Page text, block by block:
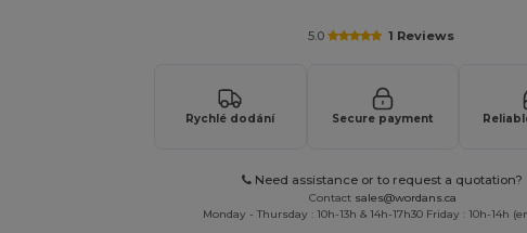
5.0 1 Reviews
Rychlé dodání Secure payment
Need assistance or to request a quotation?
Contact sales@wordans.ca
Monday - Thursday : 10h-13h & 14h-17h30 Friday : 10h-14h